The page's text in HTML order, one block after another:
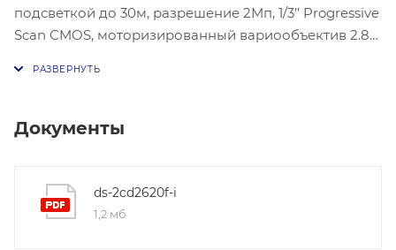
подсветкой до 30м, разрешение 2Мп, 1/3’’ Progressive
Scan CMOS, моторизированный вариообъектив 2.8
звука для подключения внешнего микрофона.
Документы
ds-2cd2620f-i
1,2 мб